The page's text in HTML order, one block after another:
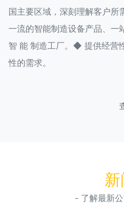
国主要区域，深刻理解客户
一流的智能制造设备产品、一
智 能 制造工厂。◆ 提供经营
性的需求。
- 了解最新